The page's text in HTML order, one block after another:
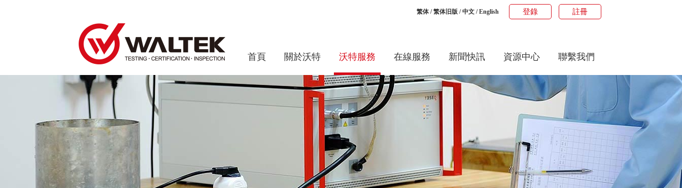
登錄 註冊
繁体/繁体旧版/中文/English
首頁 關於沃特 沃特服務 在線服務 新聞快訊 資源中心 聯繫我們